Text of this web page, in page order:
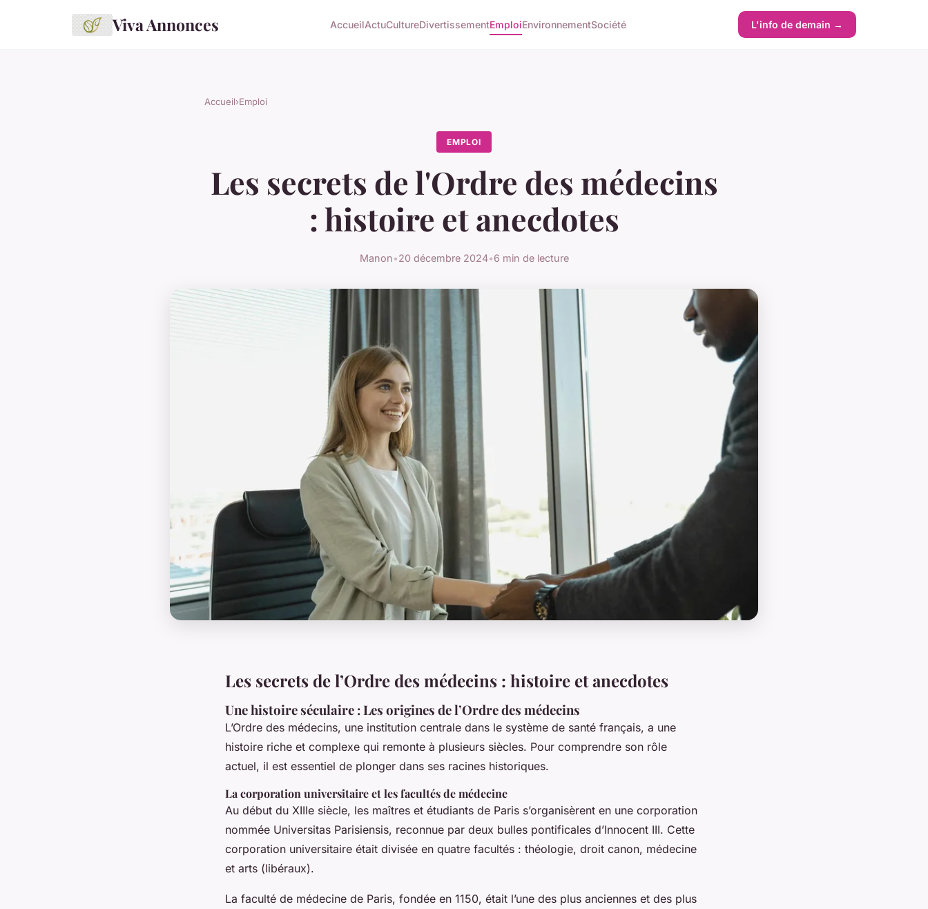
Viva Annonces AccueilActuCultureDivertissementEmploiEnvironnementSociété L'info de demain →
Accueil›Emploi
EMPLOI
Les secrets de l'Ordre des médecins
: histoire et anecdotes
Manon•20 décembre 2024•6 min de lecture
Les secrets de l’Ordre des médecins : histoire et anecdotes
Une histoire séculaire : Les origines de l’Ordre des médecins
L’Ordre des médecins, une institution centrale dans le système de santé français, a une
histoire riche et complexe qui remonte à plusieurs siècles. Pour comprendre son rôle
actuel, il est essentiel de plonger dans ses racines historiques.
La corporation universitaire et les facultés de médecine
Au début du XIIIe siècle, les maîtres et étudiants de Paris s’organisèrent en une corporation
nommée Universitas Parisiensis, reconnue par deux bulles pontificales d’Innocent III. Cette
corporation universitaire était divisée en quatre facultés : théologie, droit canon, médecine
et arts (libéraux).
La faculté de médecine de Paris, fondée en 1150, était l’une des plus anciennes et des plus